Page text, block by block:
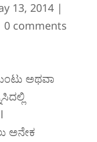
13, 2014|
0 comments
ಅಥವಾ
ಅನೇಕ